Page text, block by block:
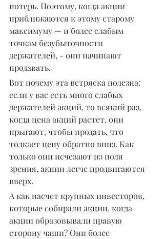
потерь. Поэтому, когда акции
приближаются к этому старому
максимуму — и более слабым
точкам безубыточности
держателей, - они начинают
продавать.
Вот почему эта встряска полезна:
если у вас есть много слабых
держателей акций, то всякий раз,
когда цена акций растет, они
прыгают, чтобы продать, что
толкает цену обратно вниз. Как
только они исчезают из поля
зрения, акции легче продвигаются
вверх.
А как насчет крупных инвесторов,
которые собирали акции, когда
акции образовывали правую
сторону чаши? Они более